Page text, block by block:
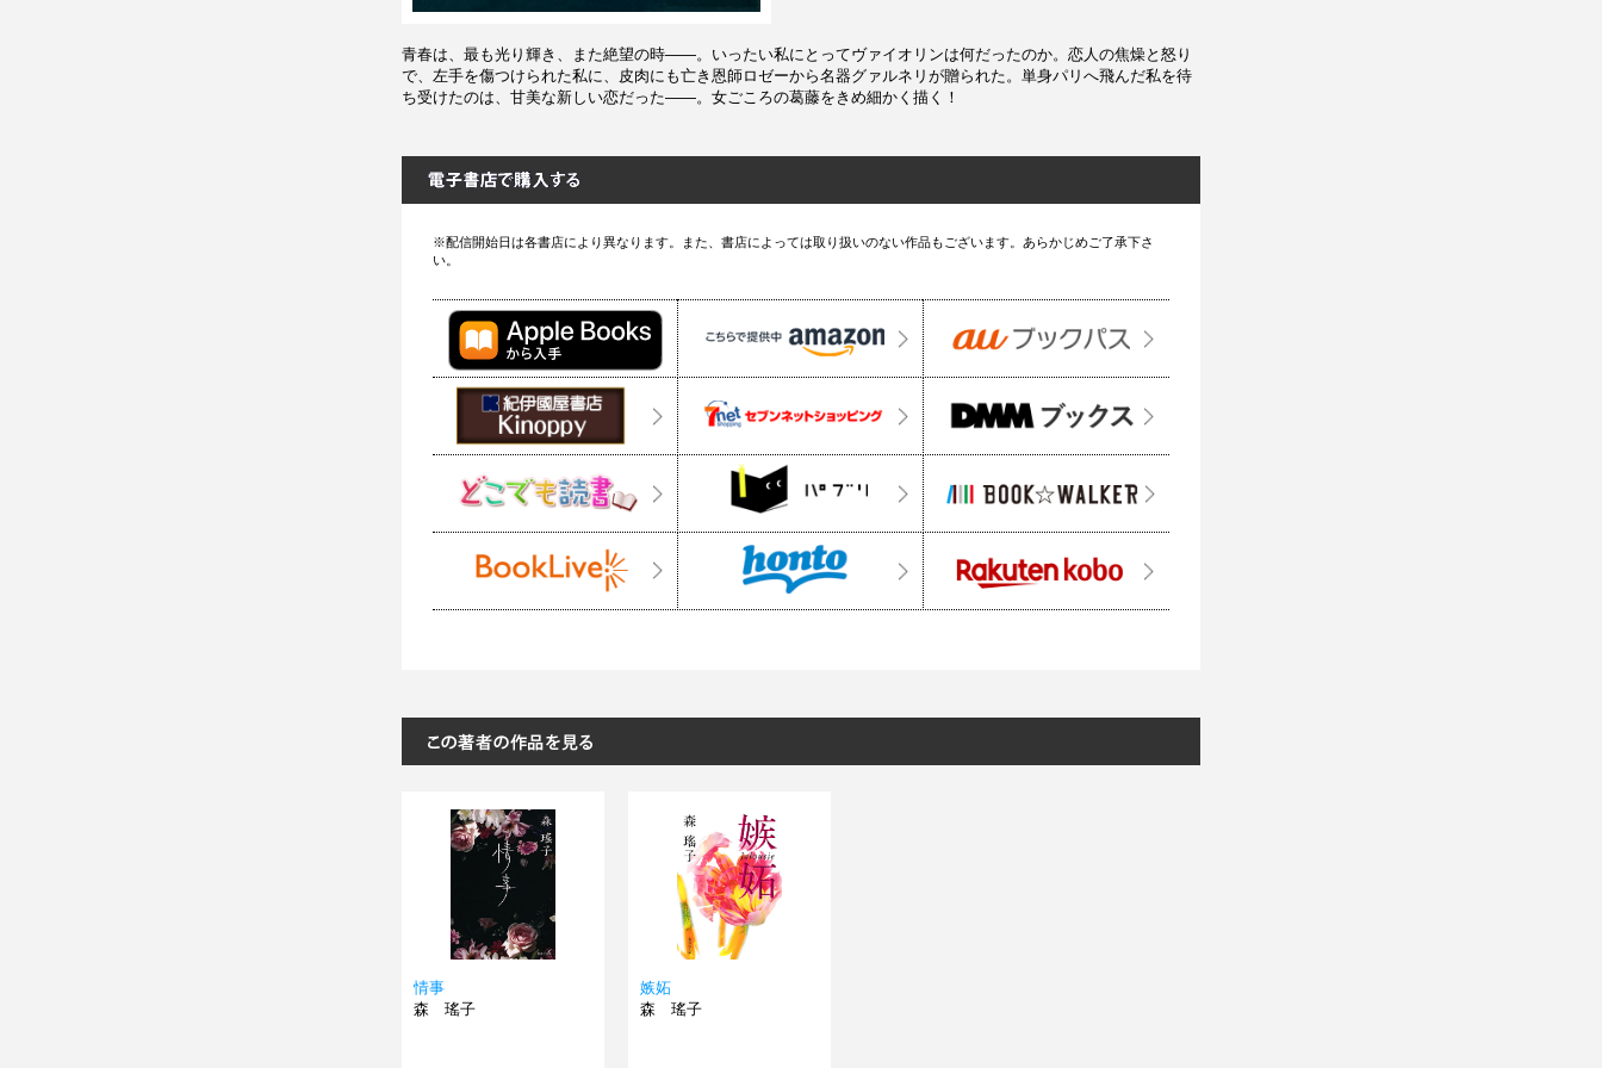
青春は、最も光り輝き、また絶望の時――。いったい私にとってヴァイオリンは何だったのか。恋人の焦燥と怒り
で、左手を傷つけられた私に、皮肉にも亡き恩師ロゼーから名器グァルネリが贈られた。単身パリへ飛んだ私を待
ち受けたのは、甘美な新しい恋だった――。女ごころの葛藤をきめ細かく描く！
※配信開始日は各書店により異なります。また、書店によっては取り扱いのない作品もございます。あらかじめご了承下さ
い。
情事
森 瑤子
嫉妬
森 瑤子